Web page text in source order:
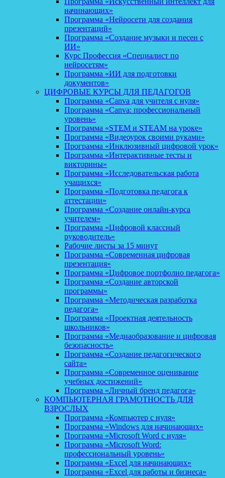
начинающих»
Программа «Нейросети для создания
презентаций»
Программа «Создание музыки и песен с
ИИ»
Курс Профессия «Специалист по
нейросетям»
Программа «ИИ для подготовки
документов»
ЦИФРОВЫЕ КУРСЫ ДЛЯ ПЕДАГОГОВ
Программа «Canva для учителя с нуля»
Программа «Canva: профессиональный
уровень»
Программа «STEM и STEAM на уроке»
Программа «Видеоурок своими руками»
Программа «Инклюзивный цифровой урок»
Программа «Интерактивные тесты и
викторины»
Программа «Исследовательская работа
учащихся»
Программа «Подготовка педагога к
аттестации»
Программа «Создание онлайн-курса
учителем»
Программа «Цифровой классный
руководитель»
Рабочие листы за 15 минут
Программа «Современная цифровая
презентация»
Программа «Цифровое портфолио педагога»
Программа «Создание авторской
программы»
Программа «Методическая разработка
педагога»
Программа «Проектная деятельность
школьников»
Программа «Медиаобразование и цифровая
безопасность»
Программа «Создание педагогического
сайта»
Программа «Современное оценивание
учебных достижений»
Программа «Личный бренд педагога»
КОМПЬЮТЕРНАЯ ГРАМОТНОСТЬ ДЛЯ
ВЗРОСЛЫХ
Программа «Компьютер с нуля»
Программа «Windows для начинающих»
Программа «Microsoft Word с нуля»
Программа «Microsoft Word:
профессиональный уровень»
Программа «Excel для начинающих»
Программа «Excel для работы и бизнеса»